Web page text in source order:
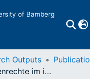
of Bamberg
Outputs
Die Menschenrechte im interkulturellen Dialog : ein weiterführendes Resümee